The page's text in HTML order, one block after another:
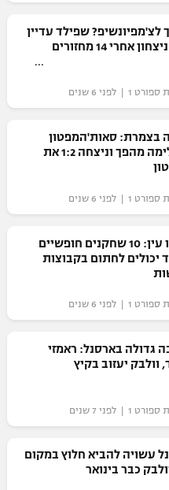
לצ'מפיונשיפ? שפילד עדיין
אחרי 14 מחזורים
1 | לפני 6 שנים
בצמרת: סאות'המפטון
השלימה מהפך וניצחה 1:2 את
1 | לפני 6 שנים
שימו עין: 10 שחקנים חופשיים
יכולים לחתום בקבוצות
1 | לפני 6 שנים
גדולה בארסנל: ראמזי
וולבק יעזוב בקיץ
1 | לפני 7 שנים
עשויה להביא חלוץ במקום
כבר בינואר